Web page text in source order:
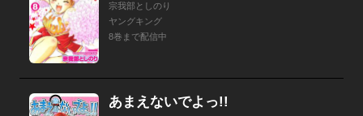
宗我部としのり
ヤングキング
8巻まで配信中
あまえないでよっ!!